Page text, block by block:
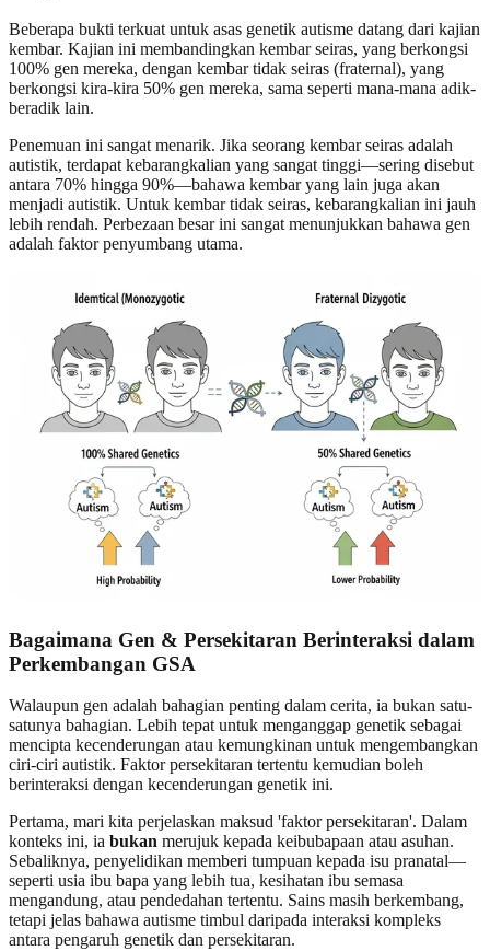
Beberapa bukti terkuat untuk asas genetik autisme datang dari kajian
kembar. Kajian ini membandingkan kembar seiras, yang berkongsi
100% gen mereka, dengan kembar tidak seiras (fraternal), yang
berkongsi kira-kira 50% gen mereka, sama seperti mana-mana adik-
beradik lain.
Penemuan ini sangat menarik. Jika seorang kembar seiras adalah
autistik, terdapat kebarangkalian yang sangat tinggi—sering disebut
antara 70% hingga 90%—bahawa kembar yang lain juga akan
menjadi autistik. Untuk kembar tidak seiras, kebarangkalian ini jauh
lebih rendah. Perbezaan besar ini sangat menunjukkan bahawa gen
adalah faktor penyumbang utama.
Bagaimana Gen & Persekitaran Berinteraksi dalam
Perkembangan GSA
Walaupun gen adalah bahagian penting dalam cerita, ia bukan satu-
satunya bahagian. Lebih tepat untuk menganggap genetik sebagai
mencipta kecenderungan atau kemungkinan untuk mengembangkan
ciri-ciri autistik. Faktor persekitaran tertentu kemudian boleh
berinteraksi dengan kecenderungan genetik ini.
Pertama, mari kita perjelaskan maksud 'faktor persekitaran'. Dalam
konteks ini, ia bukan merujuk kepada keibubapaan atau asuhan.
Sebaliknya, penyelidikan memberi tumpuan kepada isu pranatal—
seperti usia ibu bapa yang lebih tua, kesihatan ibu semasa
mengandung, atau pendedahan tertentu. Sains masih berkembang,
tetapi jelas bahawa autisme timbul daripada interaksi kompleks
antara pengaruh genetik dan persekitaran.